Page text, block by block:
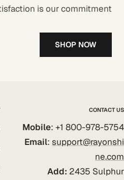
is our commitment!
SHOP NOW
CONTACT US
Mobile: +1 800-978-5754
Email: support@rayonshi
ne.com
Add: 2435 Sulphur